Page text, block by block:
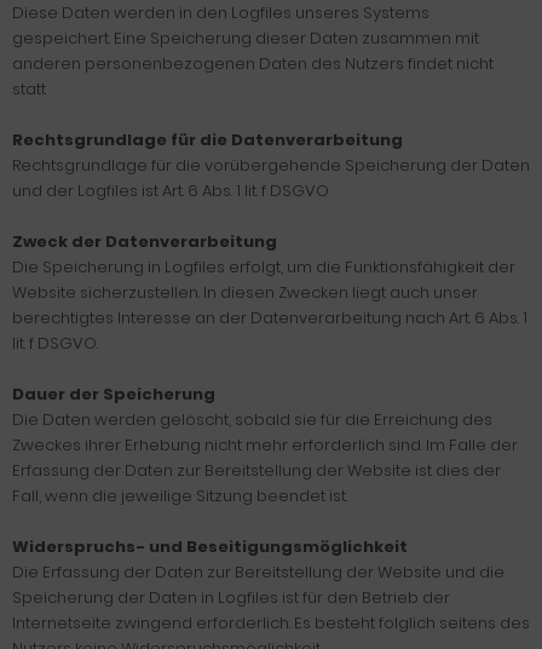
Diese Daten werden in den Logfiles unseres Systems
gespeichert. Eine Speicherung dieser Daten zusammen mit
anderen personenbezogenen Daten des Nutzers findet nicht
statt
Rechtsgrundlage für die Datenverarbeitung
Rechtsgrundlage für die vorübergehende Speicherung der Daten
und der Logfiles ist Art. 6 Abs. 1 lit. f DSGVO
Zweck der Datenverarbeitung
Die Speicherung in Logfiles erfolgt, um die Funktionsfähigkeit der
Website sicherzustellen. In diesen Zwecken liegt auch unser
berechtigtes Interesse an der Datenverarbeitung nach Art. 6 Abs. 1
lit. f DSGVO.
Dauer der Speicherung
Die Daten werden gelöscht, sobald sie für die Erreichung des
Zweckes ihrer Erhebung nicht mehr erforderlich sind. Im Falle der
Erfassung der Daten zur Bereitstellung der Website ist dies der
Fall, wenn die jeweilige Sitzung beendet ist.
Widerspruchs- und Beseitigungsmöglichkeit
Die Erfassung der Daten zur Bereitstellung der Website und die
Speicherung der Daten in Logfiles ist für den Betrieb der
Internetseite zwingend erforderlich. Es besteht folglich seitens des